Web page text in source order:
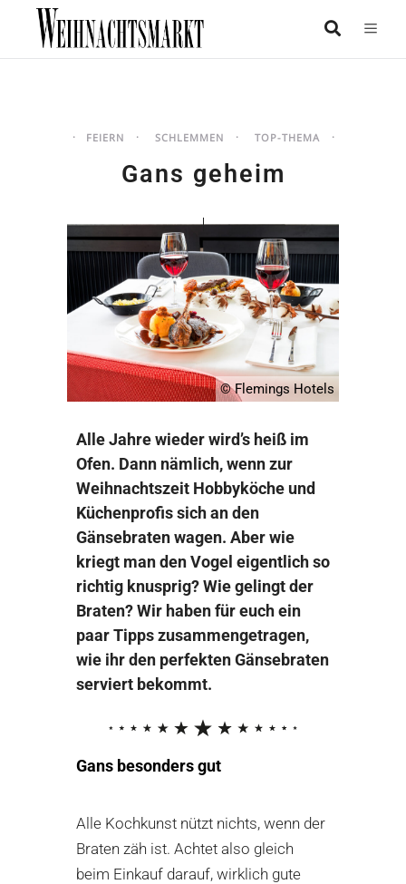
FEIERN SCHLEMMEN TOP-THEMA
Gans geheim
© Flemings Hotels
Alle Jahre wieder wird’s heiß im
Ofen. Dann nämlich, wenn zur
Weihnachtszeit Hobbyköche und
Küchenprofis sich an den
Gänsebraten wagen. Aber wie
kriegt man den Vogel eigentlich so
richtig knusprig? Wie gelingt der
Braten? Wir haben für euch ein
paar Tipps zusammengetragen,
wie ihr den perfekten Gänsebraten
serviert bekommt.
Gans besonders gut
Alle Kochkunst nützt nichts, wenn der
Braten zäh ist. Achtet also gleich
beim Einkauf darauf, wirklich gute